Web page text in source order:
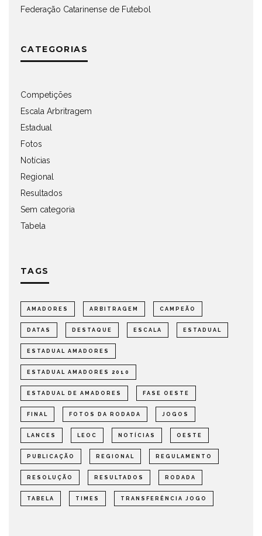
Federação Catarinense de Futebol
CATEGORIAS
Competições
Escala Arbritragem
Estadual
Fotos
Notícias
Regional
Resultados
Sem categoria
Tabela
TAGS
AMADORES ARBITRAGEM CAMPEÃO
DATAS DESTAQUE ESCALA ESTADUAL
ESTADUAL AMADORES
ESTADUAL AMADORES 2010
ESTADUAL DE AMADORES FASE OESTE
FINAL FOTOS DA RODADA JOGOS
LANCES LEOC NOTÍCIAS OESTE
PUBLICAÇÃO REGIONAL REGULAMENTO
RESOLUÇÃO RESULTADOS RODADA
TABELA TIMES TRANSFERÊNCIA JOGO